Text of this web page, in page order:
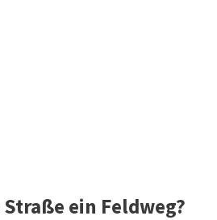
ein Feldweg?